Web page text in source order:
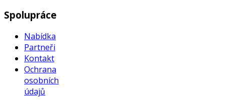
Spolupráce
Nabídka
Partneři
Kontakt
Ochrana
osobních
údajů